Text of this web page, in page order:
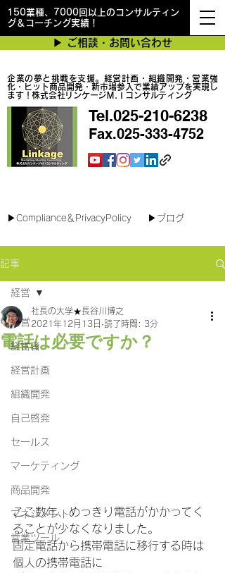
150業種、7000回以上のコンサルティン
グ＆コーチング実績！
企業の夢と挑戦を支援。経営計画・組織開発・営業強
化・ヒット商品開発・新市場参入で業績アップを実現し
ます！株式会社リンケージＭ.Ｉコンサルティング
▶︎ ご相談・お問い合わせ
Tel.025-210-6238
Fax.025-333-4752
▶︎Compliance＆PrivacyPolicy ▶︎ブログ
記事
経営
経営者
経営計画
組織開発
自己啓発
セールス
マーケティング
商品開発
マネジメント
営業ツール
経営
電話は必要ですか？
社長の大学★長谷川博之
2021年12月13日 読了時間: 3分
ここ数年、めっきり電話がかかってく
ることが少なくなりました。
固定電話から携帯電話に移行する時は
個人の携帯電話に